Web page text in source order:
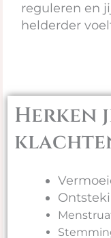
reguleren en
helderder
Herken